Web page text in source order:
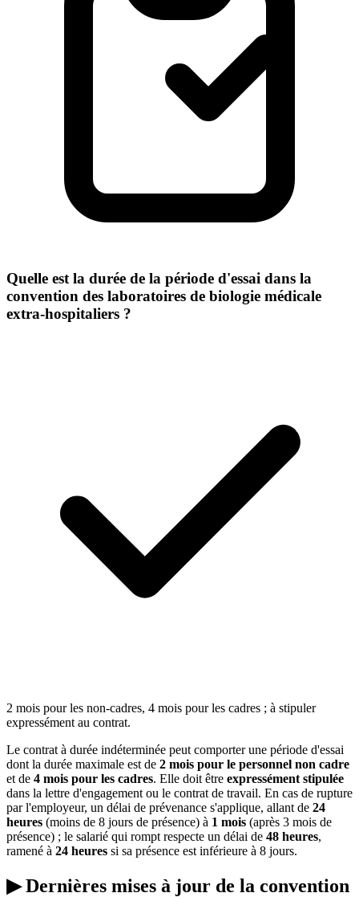
Quelle est la durée de la période d'essai dans la
convention des laboratoires de biologie médicale
extra-hospitaliers ?
2 mois pour les non-cadres, 4 mois pour les cadres ; à stipuler
expressément au contrat.
Le contrat à durée indéterminée peut comporter une période d'essai
dont la durée maximale est de 2 mois pour le personnel non cadre
et de 4 mois pour les cadres. Elle doit être expressément stipulée
dans la lettre d'engagement ou le contrat de travail. En cas de rupture
par l'employeur, un délai de prévenance s'applique, allant de 24
heures (moins de 8 jours de présence) à 1 mois (après 3 mois de
présence) ; le salarié qui rompt respecte un délai de 48 heures,
ramené à 24 heures si sa présence est inférieure à 8 jours.
▶Dernières mises à jour de la convention